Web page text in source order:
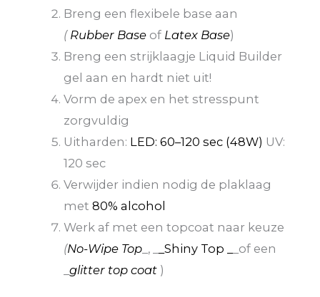
Breng een flexibele base aan
( Rubber Base of Latex Base)
Breng een strijklaagje Liquid Builder
gel aan en hardt niet uit!
Vorm de apex en het stresspunt
zorgvuldig
Uitharden: LED: 60–120 sec (48W) UV:
120 sec
Verwijder indien nodig de plaklaag
met80% alcohol
Werk af met een topcoat naar keuze
(No-Wipe Top _, _ _Shiny Top _
_of een
_glitter top coat )